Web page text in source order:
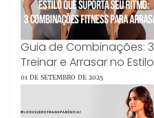
Guia de Combinações: 3
Treinar e Arrasar no Estilo
01 DE SETEMBRO DE 2025